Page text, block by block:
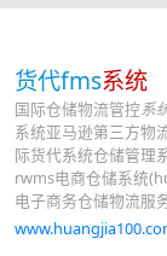
货代fms系统
国际仓储物流管控系
系统亚马逊第三方物
际货代系统仓储管理
rwms电商仓储系统
电子商务仓储物流服